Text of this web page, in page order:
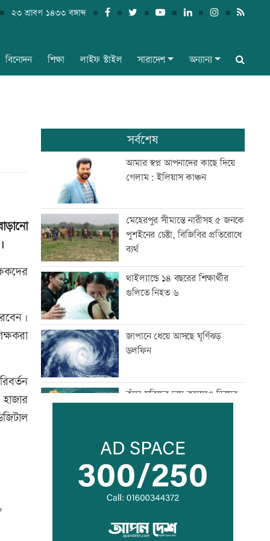
২৩ শ্রাবণ ১৪৩৩ বঙ্গাব্দ
বিনোদন শিক্ষা লাইফ স্টাইল সারাদেশ অন্যান্য
সর্বশেষ
আমার স্বপ্ন আপনাদের কাছে দিয়ে
গেলাম: ইলিয়াস কাঞ্চন
মেহেরপুর সীমান্তে নারীসহ ৫ জনকে
পুশইনের চেষ্টা, বিজিবির প্রতিরোধে
ব্যর্থ
থাইল্যান্ডে ১৪ বছরের শিক্ষার্থীর
গুলিতে নিহত ৬
জাপানে ধেয়ে আসছে ঘূর্ণিঝড়
ডলফিন
কাঁচা মরিচের দাম কমলেও ডিমের
নারী এশিয়া কাপে সহজ গ্রুপে
বাংলাদেশ
সহযোগী গুলিবিদ্ধ